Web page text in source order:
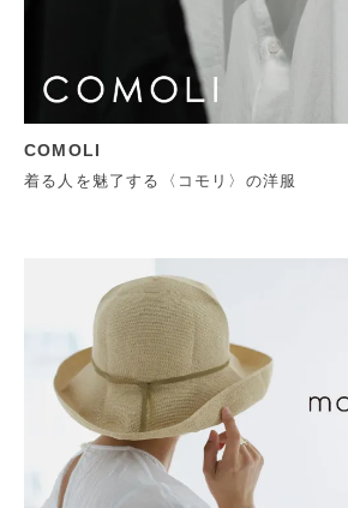
COMOLI
着る人を魅了する〈コモリ〉の洋服